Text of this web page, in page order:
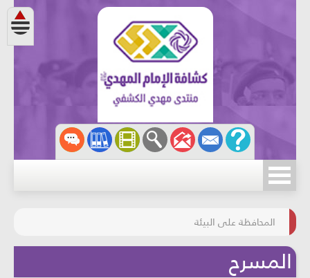
مسابقة الركب الحسينيّ
المحافظة على البيئة
المسرح